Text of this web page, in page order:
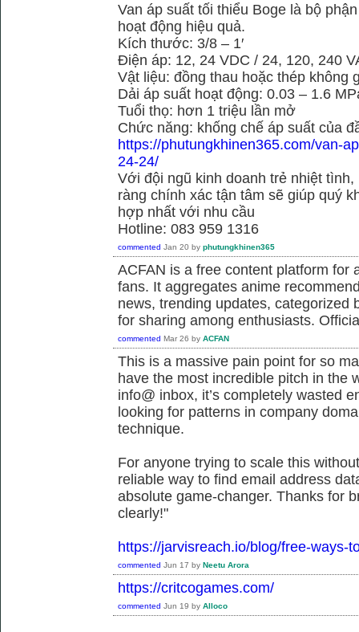
Van áp suất tối thiểu Boge là bộ
hoạt động hiệu quả.
Kích thước: 3/8 – 1′
Điện áp: 12, 24 VDC / 24, 120, 240
Vật liệu: đồng thau hoặc thép không
Dải áp suất hoạt động: 0.03 – 1.6
Tuổi thọ: hơn 1 triệu lần mở
Chức năng: khống chế áp suất của
https://phutungkhinen365.com/van-
24-24/
Với đội ngũ kinh doanh trẻ nhiệt
ràng chính xác tận tâm sẽ giúp quý
hợp nhất với nhu cầu
Hotline: 083 959 1316
commented Jan 20 by phutungkhinen365
ACFAN is a free content platform for
fans. It aggregates anime
news, trending updates, categorized
for sharing among enthusiasts.
commented Mar 26 by ACFAN
This is a massive pain point for so
have the most incredible pitch in the
info@ inbox, it’s completely wasted
looking for patterns in company
technique.
For anyone trying to scale this
reliable way to find email address
absolute game-changer. Thanks for
clearly!"
https://jarvisreach.io/blog/free-ways-
commented Jun 17 by Neetu Arora
https://critcogames.com/
commented Jun 19 by Alloco